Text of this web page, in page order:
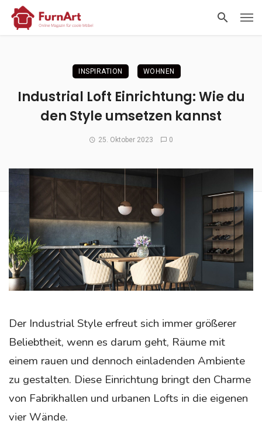
INSPIRATION WOHNEN
Industrial Loft Einrichtung: Wie du
den Style umsetzen kannst
25. Oktober 2023 0
Der Industrial Style erfreut sich immer größerer
Beliebtheit, wenn es darum geht, Räume mit
einem rauen und dennoch einladenden Ambiente
zu gestalten. Diese Einrichtung bringt den Charme
von Fabrikhallen und urbanen Lofts in die eigenen
vier Wände.